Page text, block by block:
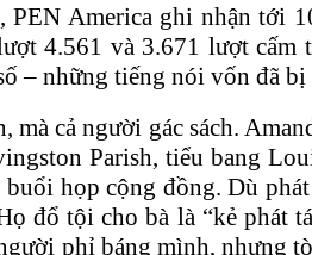
PEN America ghi nhận tới
4.561 và 3.671 lượt cấm
– những tiếng nói vốn đã
mà cả người gác sách.
Parish, tiểu bang
họp cộng đồng. Dù
đổ tội cho bà là “kẻ phát
phỉ báng mình, nhưng